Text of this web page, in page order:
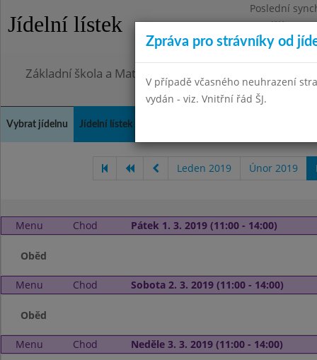
Jídelní lístek
Poslední
Pondělí
Omezení
Základní škola a Mateřská škola, Praha 4, Ohradní 49
Vybrat jídelnu Jídelní lístek
Leden 2019 Únor 2019
Menu Chod Pátek 1. 3. 2019 (11:00 - 14:00)
Oběd
Menu Chod Sobota 2. 3. 2019 (11:00 - 14:00)
Oběd
Menu Chod Neděle 3. 3. 2019 (11:00 - 14:00)
Zpráva pro strávníky od
V případě včasného neuhrazení
vydán - viz. Vnitřní řád ŠJ.